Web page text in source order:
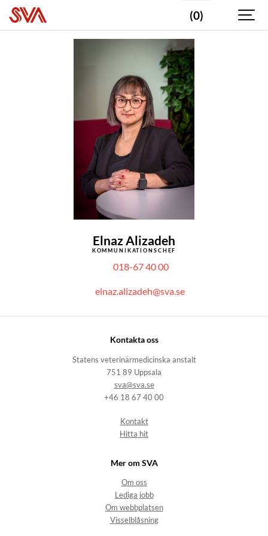
(0)
Elnaz Alizadeh
KOMMUNIKATIONSCHEF
018-67 40 00
elnaz.alizadeh@sva.se
Kontakta oss
Statens veterinärmedicinska anstalt
751 89 Uppsala
sva@sva.se
+46 18 67 40 00
Kontakt
Hitta hit
Mer om SVA
Om oss
Lediga jobb
Om webbplatsen
Visselblåsning